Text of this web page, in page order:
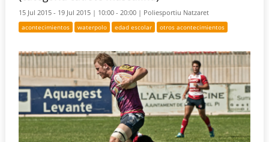
15 Jul 2015 - 19 Jul 2015 | 10:00 - 20:00 | Poliesportiu Natzaret
acontecimientos waterpolo edad escolar otros acontecimientos